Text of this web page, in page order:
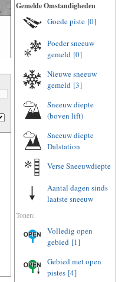
Gemelde Omstandigheden
Goede piste [0]
Poeder sneeuw
gemeld [0]
Nieuwe sneeuw
gemeld [3]
Sneeuw diepte
(boven lift)
Sneeuw diepte
Dalstation
Verse Sneeuwdiepte
Aantal dagen sinds
laatste sneeuw
Tonen:
Volledig open
gebied [1]
Gebied met open
pistes [4]